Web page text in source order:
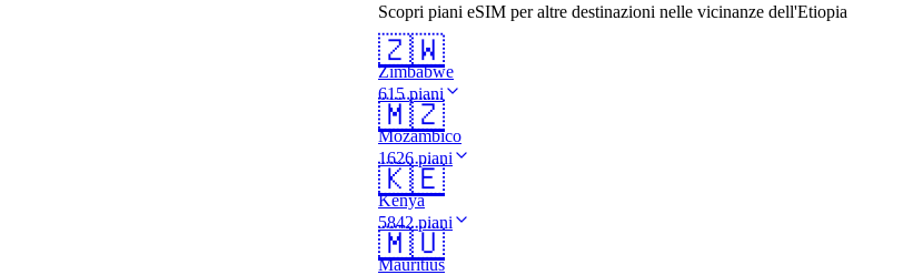
Scopri piani eSIM per altre destinazioni nelle vicinanze dell'Etiopia
🇿🇼
Zimbabwe
615 piani
🇲🇿
Mozambico
1626 piani
🇰🇪
Kenya
5842 piani
🇲🇺
Mauritius